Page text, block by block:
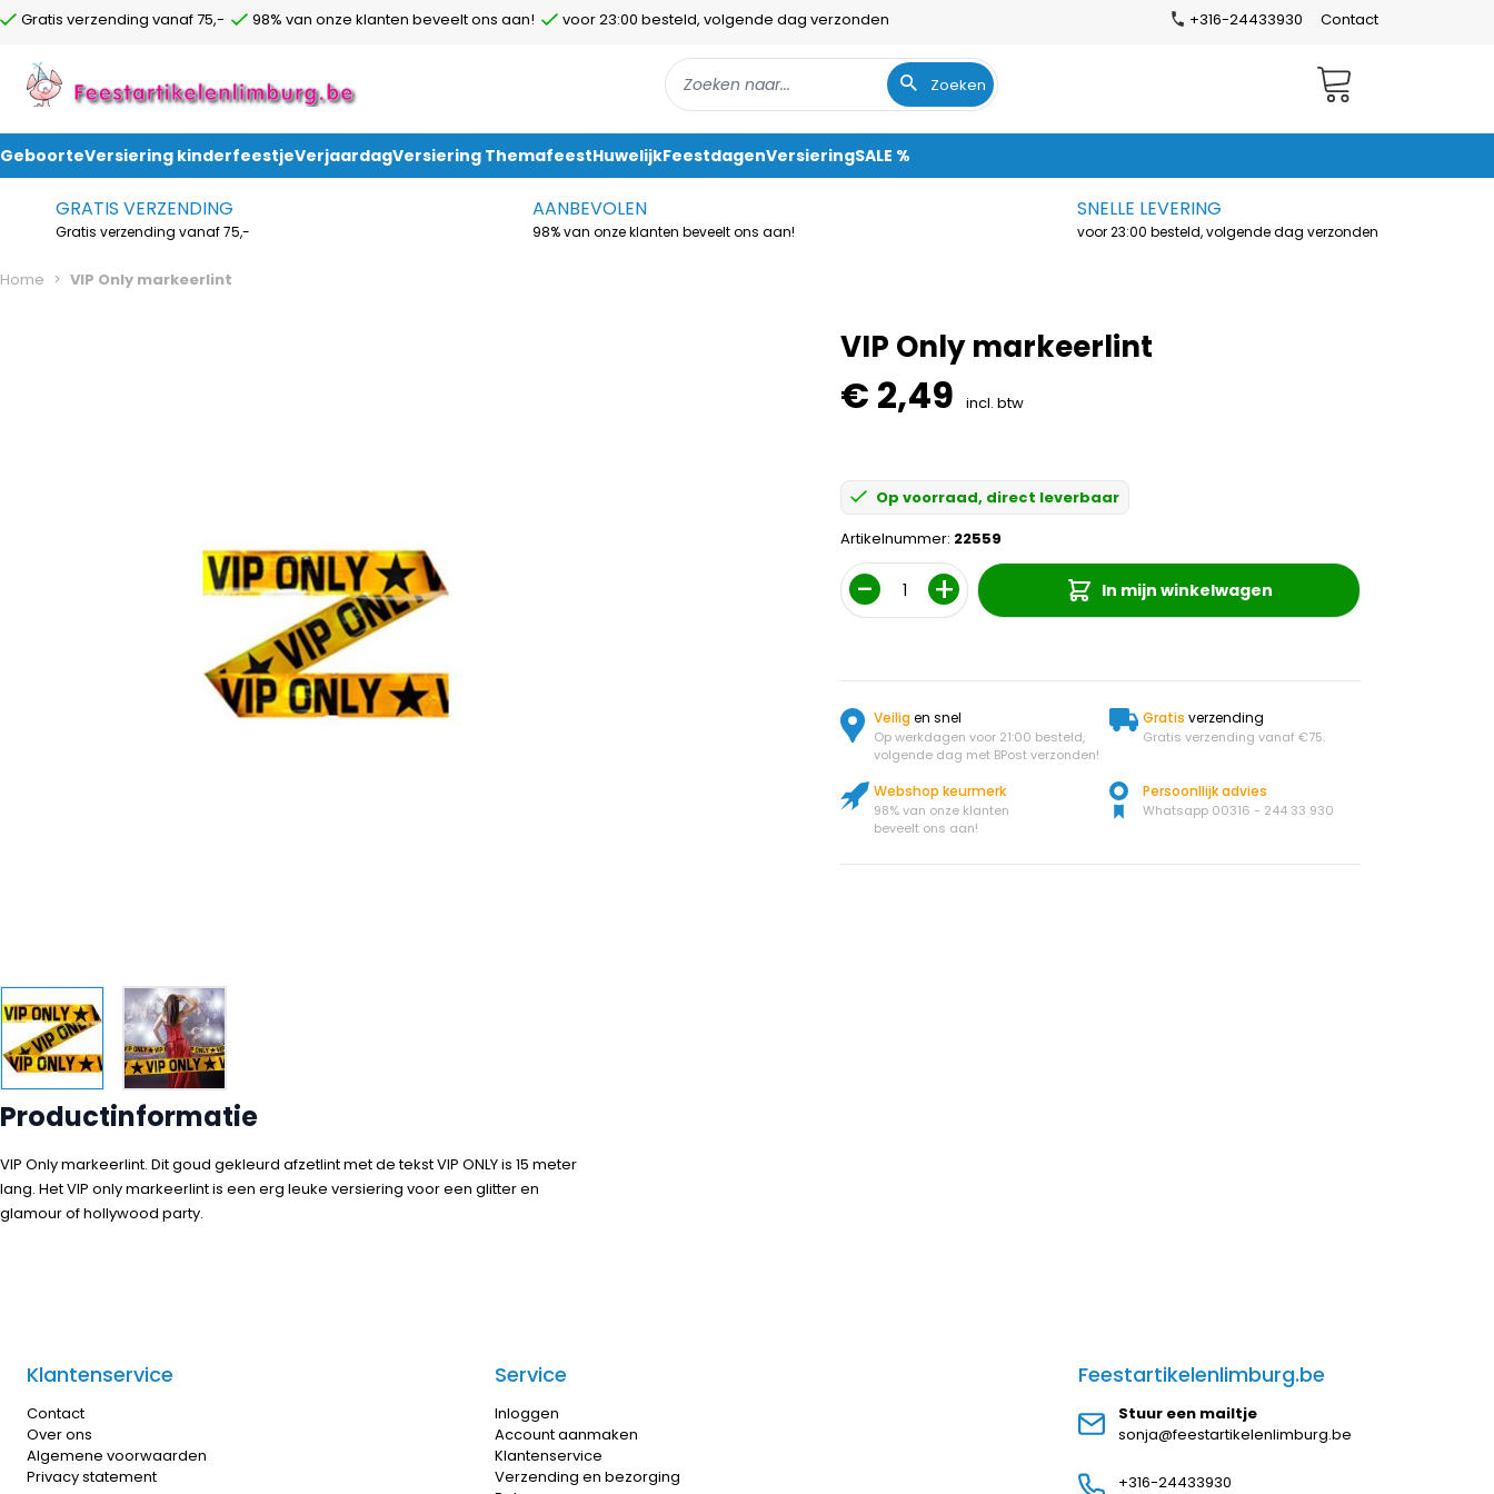
Gratis verzending vanaf 75,- 98% van onze klanten beveelt ons aan! voor 23:00 besteld, volgende dag verzonden +316-24433930 Contact
Zoeken Winkelwagen
GeboorteVersiering kinderfeestjeVerjaardagVersiering ThemafeestHuwelijkFeestdagenVersieringSALE %
GRATIS VERZENDING
Gratis verzending vanaf 75,-
AANBEVOLEN
98% van onze klanten beveelt ons aan!
SNELLE LEVERING
voor 23:00 besteld, volgende dag verzonden
Home > VIP Only markeerlint
VIP Only markeerlint
€ 2,49 incl. btw
Op voorraad, direct leverbaar
Artikelnummer: 22559
Aantal
In mijn winkelwagen
Veiligen snel
Op werkdagen voor 21:00 besteld,
volgende dag met BPost verzonden!
Gratis verzending
Gratis verzending vanaf €75.
Webshop keurmerk
98% van onze klanten
beveelt ons aan!
Persoonllijk advies
Whatsapp 00316 - 244 33 930
Productinformatie
VIP Only markeerlint. Dit goud gekleurd afzetlint met de tekst VIP ONLY is 15 meter
lang. Het VIP only markeerlint is een erg leuke versiering voor een glitter en
glamour of hollywood party.
Klantenservice
Contact
Over ons
Algemene voorwaarden
Privacy statement
Service
Inloggen
Account aanmaken
Klantenservice
Verzending en bezorging
Feestartikelenlimburg.be
Stuur een mailtje
sonja@feestartikelenlimburg.be
+316-24433930